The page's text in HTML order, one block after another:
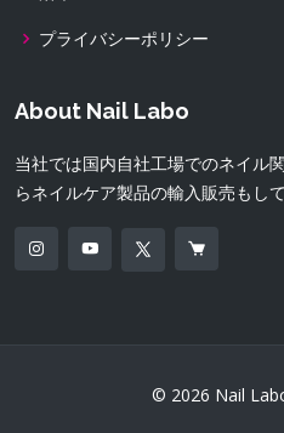
プライバシーポリシー
About Nail Labo
当社では国内自社工場でのネイル
らネイルケア製品の輸入販売もし
© 2026 Nail